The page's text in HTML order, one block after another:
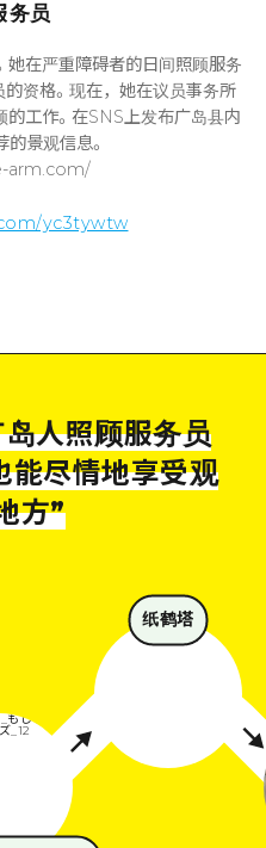
务员
在严重障碍者的日间照顾服务
资格。现在，她在议员事务所
工作。在SNS上发布广岛县内
景观信息。
arm.com/
yc3tywtw
人照顾服务员
能尽情地享受观
方”
纸鹤塔